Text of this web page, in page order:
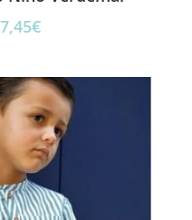
€El
actual
es:
27,45€.